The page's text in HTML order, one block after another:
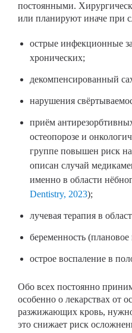
постоянными.
или планируют иначе при
острые инфекционные
хронических;
декомпенсированный
нарушения
приём
остеопорозе и
группе повышен риск
описан случай
именно в области
Dentistry, 2023);
лучевая терапия в
беременность
острое воспаление в
Обо всех постоянно
особенно о лекарствах от
разжижающих кровь, нужно
это снижает риск